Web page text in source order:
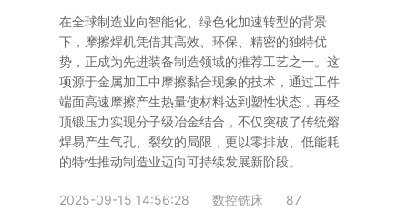
惯性摩擦焊机
连续驱动摩擦焊机
数控铣床
简易数控铣床
行业新闻
企业动态
案例展示
客户案例
荣誉资质
关于我们
买球手机登录入口-买球(中国)
在全球制造业向智能化、绿色化加速转型的背景
下，摩擦焊机凭借其高效、环保、精密的独特优
势，正成为先进装备制造领域的推荐工艺之一。这
项源于金属加工中摩擦黏合现象的技术，通过工件
端面高速摩擦产生热量使材料达到塑性状态，再经
顶锻压力实现分子级冶金结合，不仅突破了传统熔
焊易产生气孔、裂纹的局限，更以零排放、低能耗
的特性推动制造业迈向可持续发展新阶段。
2025-09-15 14:56:28 数控铣床 87